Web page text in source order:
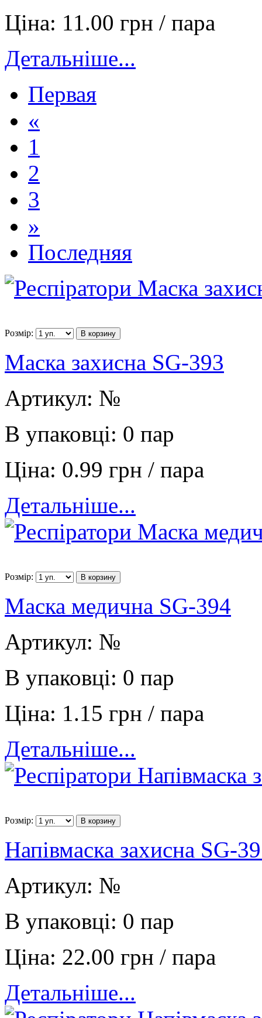
Ціна: 11.00 грн / пара
Детальніше...
Первая
«
1
2
3
»
Последняя
Розмір: В корзину
Маска захисна SG-393
Артикул: №
В упаковці: 0 пар
Ціна: 0.99 грн / пара
Детальніше...
Розмір: В корзину
Маска медична SG-394
Артикул: №
В упаковці: 0 пар
Ціна: 1.15 грн / пара
Детальніше...
Розмір: В корзину
Напівмаска захисна SG-
Артикул: №
В упаковці: 0 пар
Ціна: 22.00 грн / пара
Детальніше...